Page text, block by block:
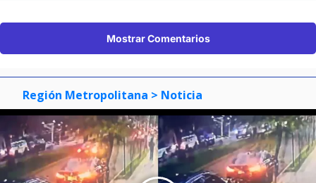
Mostrar Comentarios
Región Metropolitana > Noticia